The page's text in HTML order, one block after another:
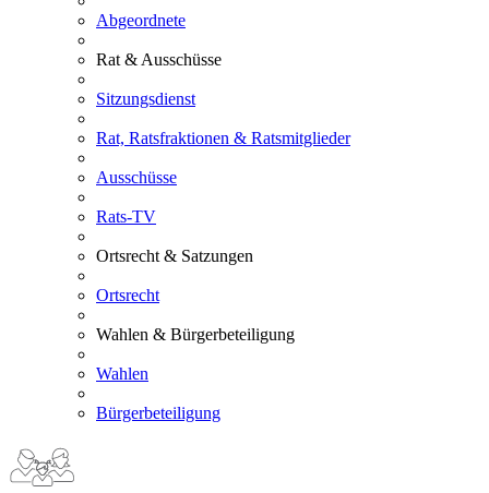
Abgeordnete
Rat & Ausschüsse
Sitzungsdienst
Rat, Ratsfraktionen & Ratsmitglieder
Ausschüsse
Rats-TV
Ortsrecht & Satzungen
Ortsrecht
Wahlen & Bürgerbeteiligung
Wahlen
Bürgerbeteiligung